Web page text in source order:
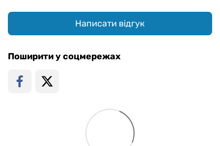
Написати відгук
Поширити у соцмережах